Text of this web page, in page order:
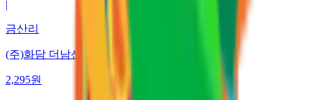
|
금산리
(주)화담 더남산주유소
2,295원